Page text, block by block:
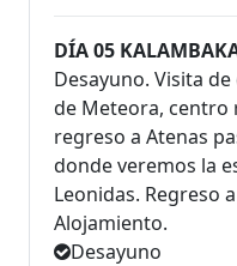
DÍA 05
Desayuno. Visita
de Meteora, centro
regreso a Atenas
donde veremos la
Leonidas. Regreso
Alojamiento.
Desayuno